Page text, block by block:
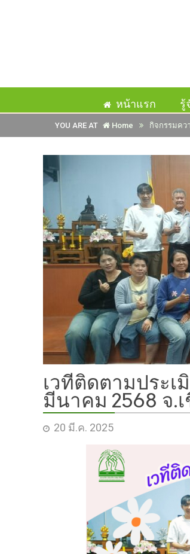
หน้าแรก รู้
YOU ARE AT Home กิจกรรมคว
เวทีติดตามประเ
มีนาคม 2568 จ.
20 มี.ค. 2025